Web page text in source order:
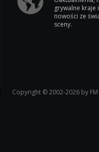
grywalne kraje
nowości ze
sceny.
Copyright © 2002-2026 by